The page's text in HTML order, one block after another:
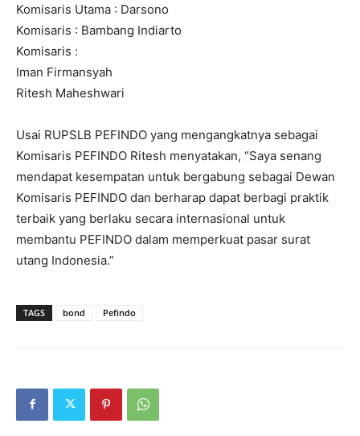
Komisaris Utama : Darsono
Komisaris : Bambang Indiarto
Komisaris :
Iman Firmansyah
Ritesh Maheshwari
Usai RUPSLB PEFINDO yang mengangkatnya sebagai
Komisaris PEFINDO Ritesh menyatakan, “Saya senang
mendapat kesempatan untuk bergabung sebagai Dewan
Komisaris PEFINDO dan berharap dapat berbagi praktik
terbaik yang berlaku secara internasional untuk
membantu PEFINDO dalam memperkuat pasar surat
utang Indonesia.”
TAGS bond Pefindo